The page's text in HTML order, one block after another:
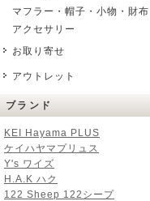
マフラー・帽子・小物・財布
アクセサリー
お取り寄せ
アウトレット
ブランド
KEI Hayama PLUS
ケイハヤマプリュス
Y's ワイズ
H.A.K ハク
122 Sheep 122シープ